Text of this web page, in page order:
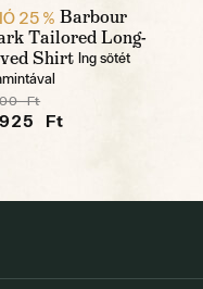
25 % Barbour
Tailored Long-
Shirt Ing sötét
Ft
Ft